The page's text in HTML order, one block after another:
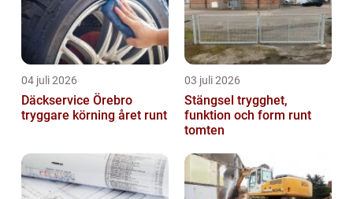
04 juli 2026
Däckservice Örebro
tryggare körning året runt
03 juli 2026
Stängsel trygghet,
funktion och form runt
tomten